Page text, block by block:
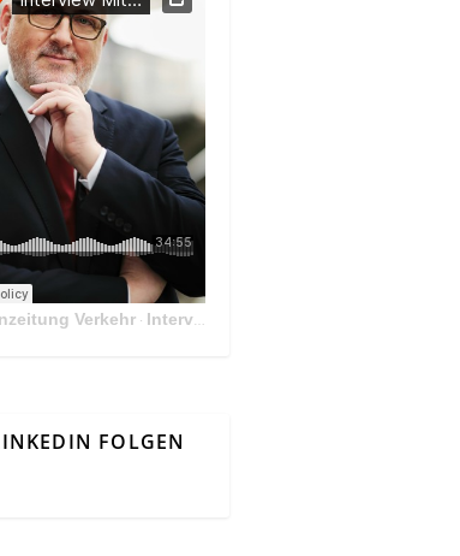
Verkehr· Interview Mit Andreas Matthä, CEO der ÖBB Holding
FOLGEN